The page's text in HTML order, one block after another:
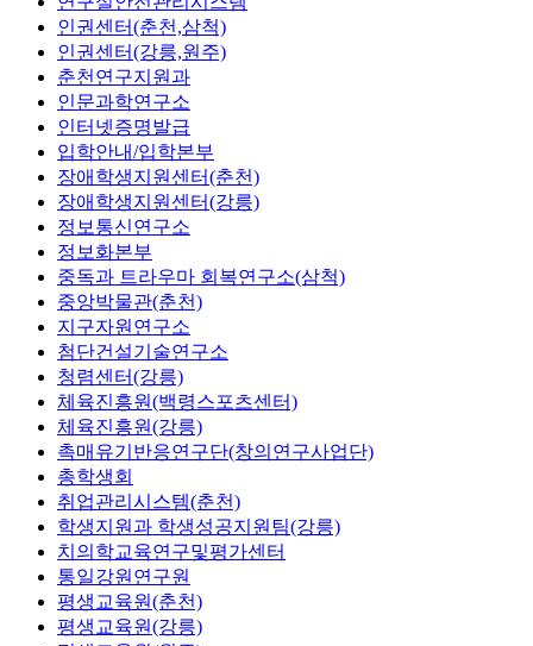
인권센터(춘천,삼척)
인권센터(강릉,원주)
춘천연구지원과
인문과학연구소
인터넷증명발급
입학안내/입학본부
장애학생지원센터(춘천)
장애학생지원센터(강릉)
정보통신연구소
정보화본부
중독과 트라우마 회복연구소(삼척)
중앙박물관(춘천)
지구자원연구소
첨단건설기술연구소
청렴센터(강릉)
체육진흥원(백령스포츠센터)
체육진흥원(강릉)
촉매유기반응연구단(창의연구사업단)
총학생회
취업관리시스템(춘천)
학생지원과 학생성공지원팀(강릉)
치의학교육연구및평가센터
통일강원연구원
평생교육원(춘천)
평생교육원(강릉)